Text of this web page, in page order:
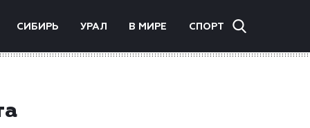
СИБИРЬ УРАЛ В МИРЕ СПОРТ